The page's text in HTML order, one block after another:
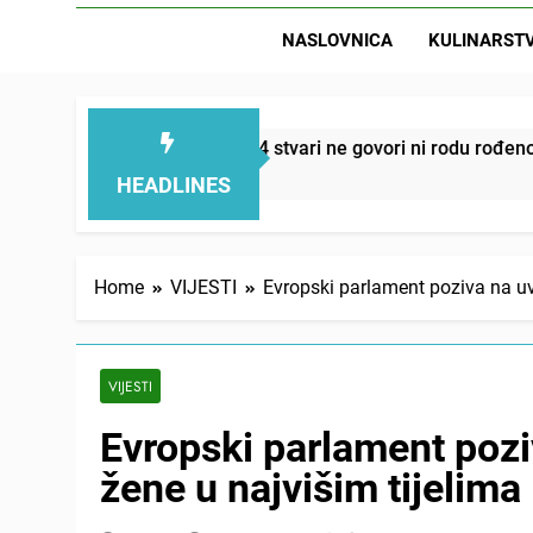
NASLOVNICA
HEADLINES
– ove 4 stvari ne govori ni rodu rođenom
Home VIJESTI Evropski parlament poziva na
VIJESTI
Evropski parlament
žene u najvišim tijelima